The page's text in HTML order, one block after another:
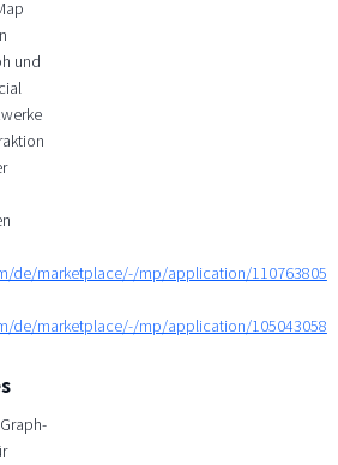
und
de/marketplace/-/mp/application/110763805
de/marketplace/-/mp/application/105043058